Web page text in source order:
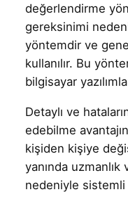
değerlendirme
gereksinimi
yöntemdir ve
kullanılır. Bu
bilgisayar
Detaylı ve
edebilme
kişiden kişiye
yanında
nedeniyle sistemli